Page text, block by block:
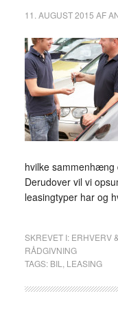
11. AUGUST 2015 AF
hvilke
Derudover vil vi
leasingtyper har og
SKREVET I: ERHVERV
RÅDGIVNING
TAGS: BIL LEASING